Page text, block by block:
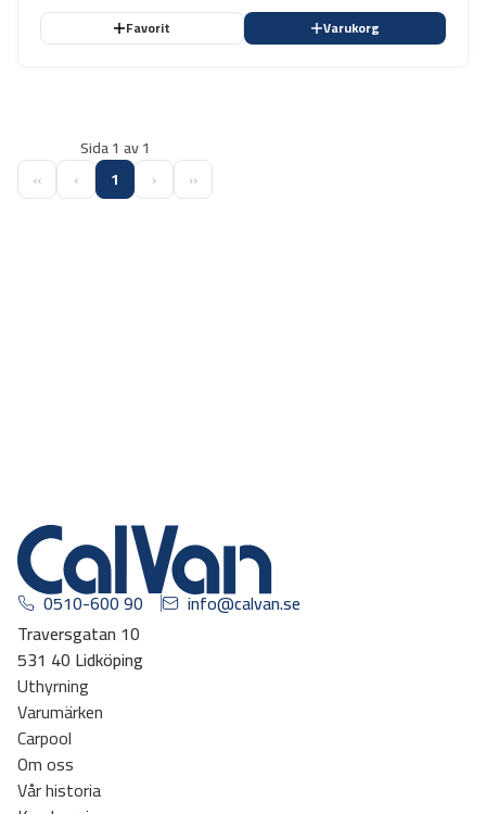
Favorit Varukorg
Sida 1 av 1
‹‹
‹ 1 › ››
0510-600 90
info@calvan.se
Traversgatan 10
531 40 Lidköping
Uthyrning
Varumärken
Carpool
Om oss
Vår historia